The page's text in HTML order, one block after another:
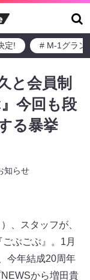
定! # M-1グラン
と会員制
今回も段
る暴挙
知らせ
、スタッフが、
ぶごぶ』。1月
今年結成20周年
から増田貴